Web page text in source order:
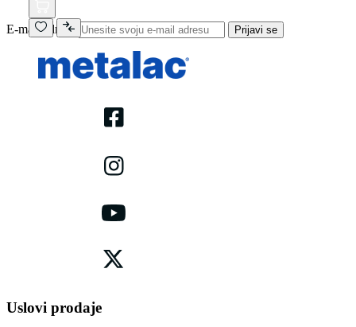
E-mail adresa Prijavi se
Uslovi prodaje